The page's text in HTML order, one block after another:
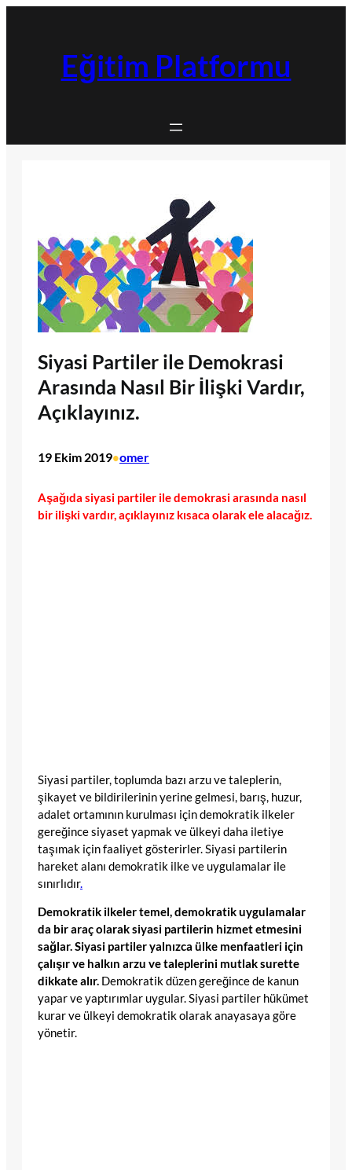
Eğitim Platformu
Siyasi Partiler ile Demokrasi
Arasında Nasıl Bir İlişki Vardır,
Açıklayınız.
19 Ekim 2019•omer
Aşağıda siyasi partiler ile demokrasi arasında nasıl
bir ilişki vardır, açıklayınız kısaca olarak ele alacağız.
Siyasi partiler, toplumda bazı arzu ve taleplerin,
şikayet ve bildirilerinin yerine gelmesi, barış, huzur,
adalet ortamının kurulması için demokratik ilkeler
gereğince siyaset yapmak ve ülkeyi daha iletiye
taşımak için faaliyet gösterirler. Siyasi partilerin
hareket alanı demokratik ilke ve uygulamalar ile
sınırlıdır.
Demokratik ilkeler temel, demokratik uygulamalar
da bir araç olarak siyasi partilerin hizmet etmesini
sağlar. Siyasi partiler yalnızca ülke menfaatleri için
çalışır ve halkın arzu ve taleplerini mutlak surette
dikkate alır. Demokratik düzen gereğince de kanun
yapar ve yaptırımlar uygular. Siyasi partiler hükümet
kurar ve ülkeyi demokratik olarak anayasaya göre
yönetir.